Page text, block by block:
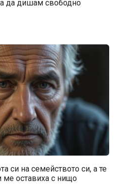
да дишам свободно
си на семейството си, а те
ме оставиха с нищо